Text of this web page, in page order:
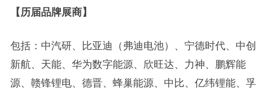
【 历届品牌展商】
包括：中汽研、比亚迪（弗迪电池）、宁德时代、中创
新航、天能、华为数字能源、欣旺达、力神、鹏辉能
源、赣锋锂电、德晋、蜂巢能源、中比、亿纬锂能、孚